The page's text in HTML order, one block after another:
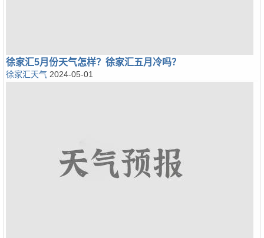
徐家汇5月份天气怎样？徐家汇五月冷吗？
徐家汇天气 2024-05-01